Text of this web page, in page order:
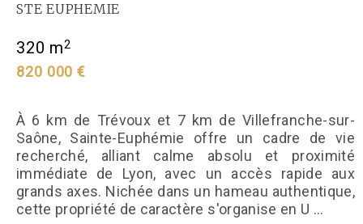
STE EUPHEMIE
320 m2
820 000 €
À 6 km de Trévoux et 7 km de Villefranche-sur-
Saône, Sainte-Euphémie offre un cadre de vie
recherché, alliant calme absolu et proximité
immédiate de Lyon, avec un accès rapide aux
grands axes. Nichée dans un hameau authentique,
cette propriété de caractère s'organise en U ...